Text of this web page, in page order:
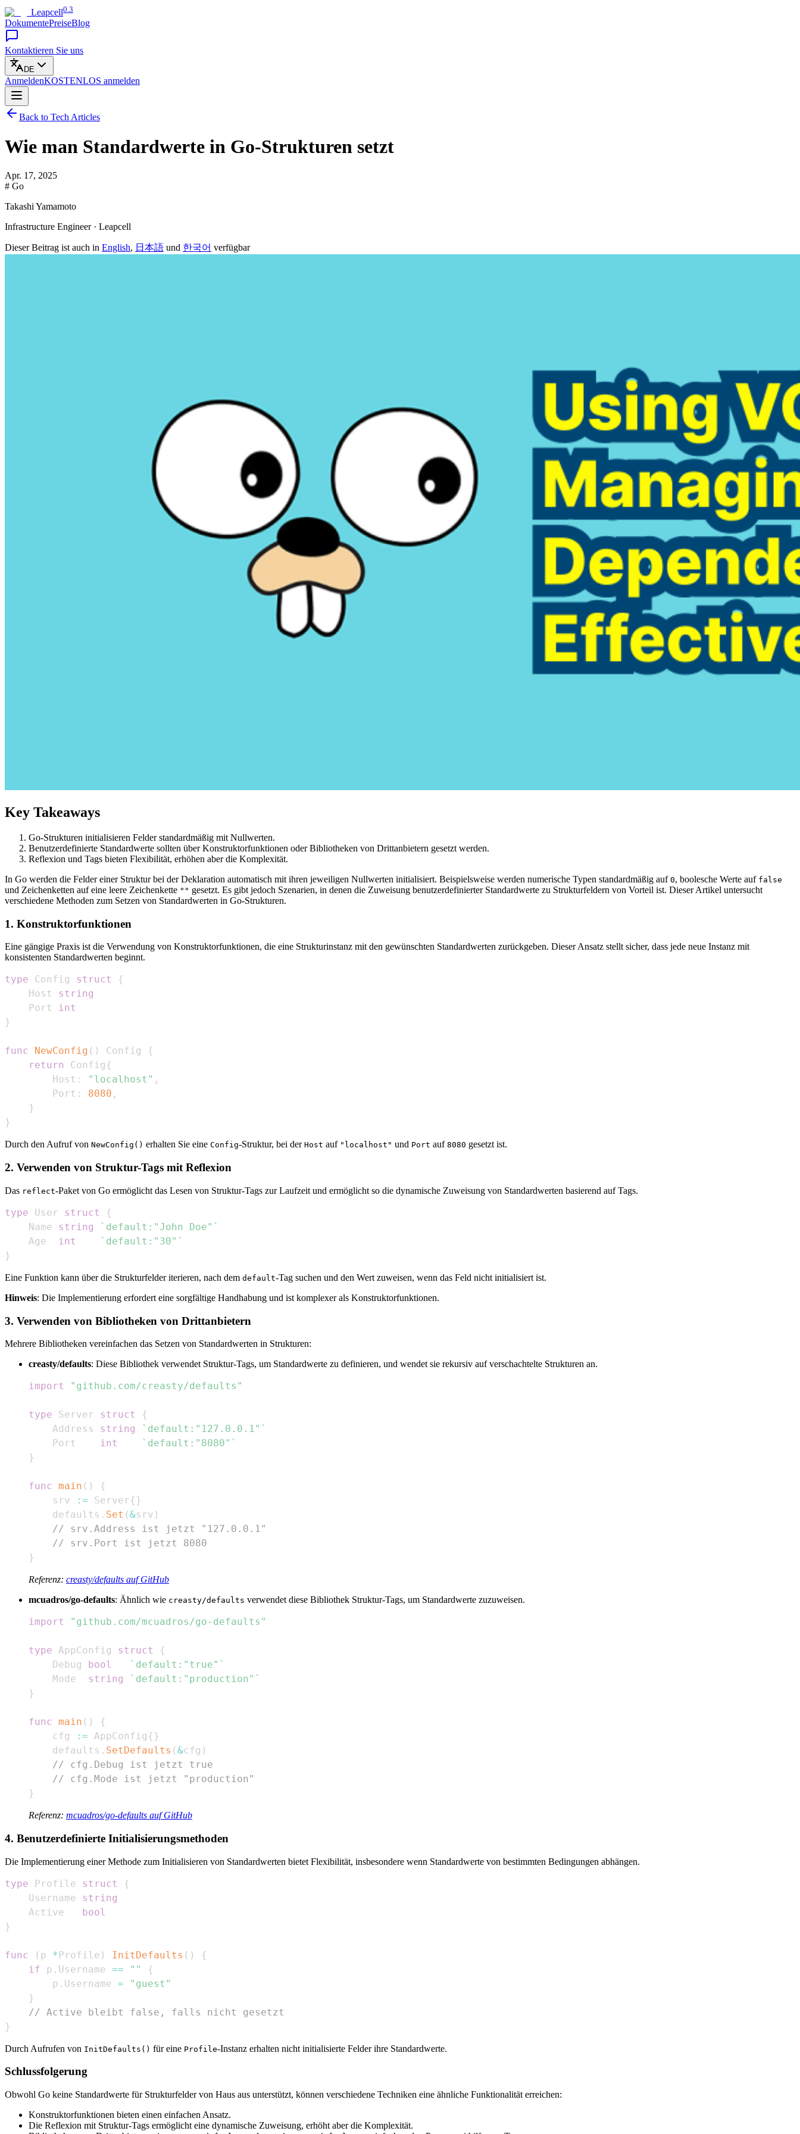
Leapcell0.3
DokumentePreiseBlog
Kontaktieren Sie uns
DE
AnmeldenKOSTENLOS anmelden
Back to Tech Articles
Wie man Standardwerte in Go-Strukturen setzt
Apr. 17, 2025
# Go
Takashi Yamamoto
Infrastructure Engineer · Leapcell
Dieser Beitrag ist auch in English, 日本語 und 한국어 verfügbar
Key Takeaways
Go-Strukturen initialisieren Felder standardmäßig mit Nullwerten.
Benutzerdefinierte Standardwerte sollten über Konstruktorfunktionen oder Bibliotheken von Drittanbietern gesetzt werden.
Reflexion und Tags bieten Flexibilität, erhöhen aber die Komplexität.
In Go werden die Felder einer Struktur bei der Deklaration automatisch mit ihren jeweiligen Nullwerten initialisiert. Beispielsweise werden numerische Typen standardmäßig auf 0, boolesche Werte auf false
und Zeichenketten auf eine leere Zeichenkette "" gesetzt. Es gibt jedoch Szenarien, in denen die Zuweisung benutzerdefinierter Standardwerte zu Strukturfeldern von Vorteil ist. Dieser Artikel untersucht
verschiedene Methoden zum Setzen von Standardwerten in Go-Strukturen.
1. Konstruktorfunktionen
Eine gängige Praxis ist die Verwendung von Konstruktorfunktionen, die eine Strukturinstanz mit den gewünschten Standardwerten zurückgeben. Dieser Ansatz stellt sicher, dass jede neue Instanz mit
konsistenten Standardwerten beginnt.
type Config struct
{
    Host
string
    Port
int
}
func NewConfig ( ) Config
{
return
Config {
        Host
: "localhost" ,
        Port
: 8080 ,
}
}
Durch den Aufruf von NewConfig() erhalten Sie eine Config-Struktur, bei der Host auf "localhost" und Port auf 8080 gesetzt ist.
2. Verwenden von Struktur-Tags mit Reflexion
Das reflect-Paket von Go ermöglicht das Lesen von Struktur-Tags zur Laufzeit und ermöglicht so die dynamische Zuweisung von Standardwerten basierend auf Tags.
type User struct
{
    Name
string
`default:"John Doe"`
    Age
int
`default:"30"`
}
Eine Funktion kann über die Strukturfelder iterieren, nach dem default-Tag suchen und den Wert zuweisen, wenn das Feld nicht initialisiert ist.
Hinweis: Die Implementierung erfordert eine sorgfältige Handhabung und ist komplexer als Konstruktorfunktionen.
3. Verwenden von Bibliotheken von Drittanbietern
Mehrere Bibliotheken vereinfachen das Setzen von Standardwerten in Strukturen:
creasty/defaults: Diese Bibliothek verwendet Struktur-Tags, um Standardwerte zu definieren, und wendet sie rekursiv auf verschachtelte Strukturen an.
import "github.com/creasty/defaults"
type Server struct
{
    Address
string
`default:"127.0.0.1"`
    Port
int
`default:"8080"`
}
func main ( )
{
    srv
:= Server{ }
    defaults
. Set (&srv )
// srv.Address ist jetzt "127.0.0.1"
// srv.Port ist jetzt 8080
}
Referenz: creasty/defaults auf GitHub
mcuadros/go-defaults: Ähnlich wie creasty/defaults verwendet diese Bibliothek Struktur-Tags, um Standardwerte zuzuweisen.
import "github.com/mcuadros/go-defaults"
type AppConfig struct
{
    Debug
bool
`default:"true"`
    Mode
string
`default:"production"`
}
func main ( )
{
    cfg
:= AppConfig { }
    defaults
. SetDefaults (&cfg )
// cfg.Debug ist jetzt true
// cfg.Mode ist jetzt "production"
}
Referenz: mcuadros/go-defaults auf GitHub
4. Benutzerdefinierte Initialisierungsmethoden
Die Implementierung einer Methode zum Initialisieren von Standardwerten bietet Flexibilität, insbesondere wenn Standardwerte von bestimmten Bedingungen abhängen.
type Profile struct
{
    Username
string
    Active
bool
}
func ( p * Profile ) InitDefaults ( )
{
if p . Username == ""
{
        p
. Username =
"guest"
}
// Active bleibt false, falls nicht gesetzt
}
Durch Aufrufen von InitDefaults() für eine Profile-Instanz erhalten nicht initialisierte Felder ihre Standardwerte.
Schlussfolgerung
Obwohl Go keine Standardwerte für Strukturfelder von Haus aus unterstützt, können verschiedene Techniken eine ähnliche Funktionalität erreichen:
Konstruktorfunktionen bieten einen einfachen Ansatz.
Die Reflexion mit Struktur-Tags ermöglicht eine dynamische Zuweisung, erhöht aber die Komplexität.